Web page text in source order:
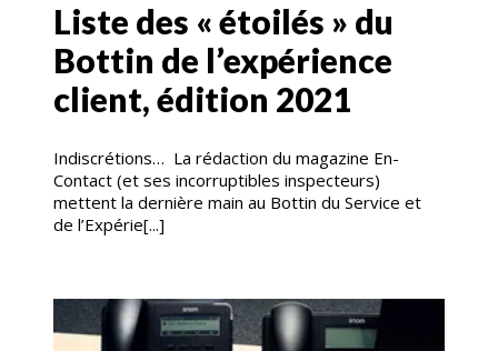
Liste des « étoilés » du
Bottin de l’expérience
client, édition 2021
Indiscrétions… La rédaction du magazine En-
Contact (et ses incorruptibles inspecteurs)
mettent la dernière main au Bottin du Service et
de l’Expérie[...]